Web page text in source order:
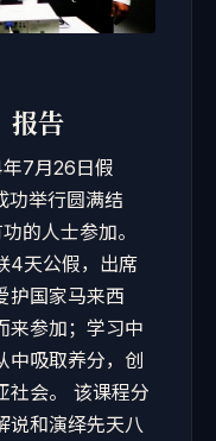
报告
年7月26日假
举行圆满结
的人士参加。
4天公假，出席
护国家马来西
来参加；学习中
中吸取养分，创
社会。 该课程分
说和演绎先天八